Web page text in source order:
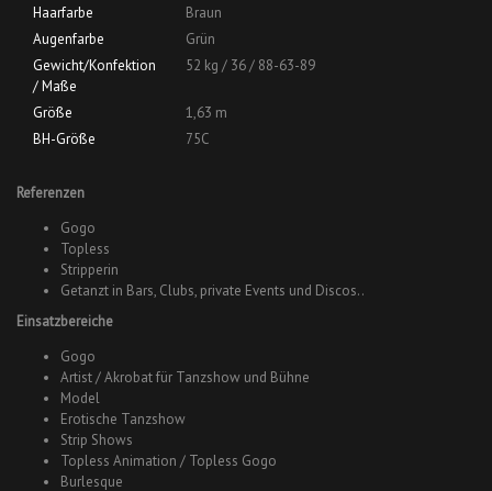
Haarfarbe
Braun
Augenfarbe
Grün
Gewicht/Konfektion
/ Maße
52 kg / 36 / 88-63-89
Größe
1,63 m
BH-Größe
75C
Referenzen
Gogo
Topless
Stripperin
Getanzt in Bars, Clubs, private Events und Discos..
Einsatzbereiche
Gogo
Artist / Akrobat für Tanzshow und Bühne
Model
Erotische Tanzshow
Strip Shows
Topless Animation / Topless Gogo
Burlesque